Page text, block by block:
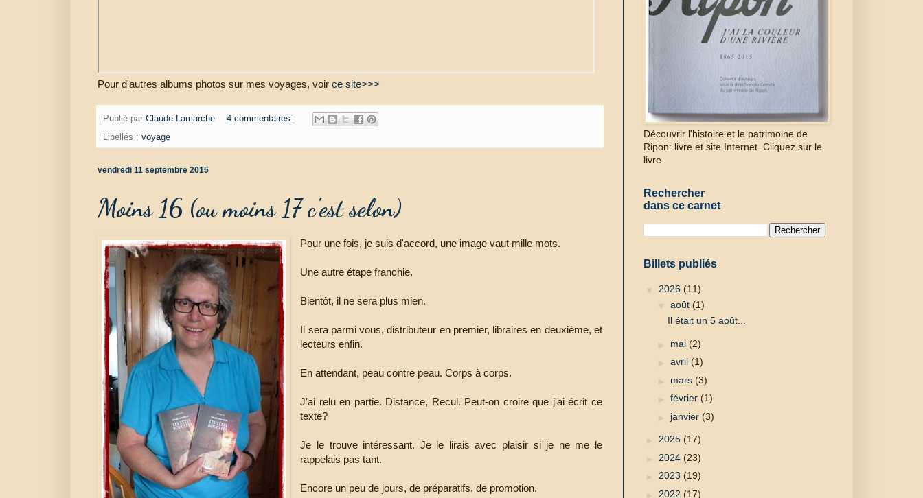
Pour d'autres albums photos sur mes voyages, voir ce site>>>
Publié par Claude Lamarche
4 commentaires:
Libellés : voyage
vendredi 11 septembre 2015
Moins 16 (ou moins 17 c'est selon)
Pour une fois, je suis d'accord, une image vaut mille mots.
Une autre étape franchie.
Bientôt, il ne sera plus mien.
Il sera parmi vous, distributeur en premier, libraires en deuxième, et
lecteurs enfin.
En attendant, peau contre peau. Corps à corps.
J'ai relu en partie. Distance, Recul. Peut-on croire que j'ai écrit ce
texte?
Je le trouve intéressant. Je le lirais avec plaisir si je ne me le
rappelais pas tant.
Encore un peu de jours, de préparatifs, de promotion.
Découvrir l'histoire et le patrimoine de
Ripon: livre et site Internet. Cliquez sur le
livre
Rechercher
dans ce carnet
Billets publiés
▼ 2026 (11)
▼ août (1)
Il était un 5 août...
► mai (2)
► avril (1)
► mars (3)
► février (1)
► janvier (3)
► 2025 (17)
► 2024 (23)
► 2023 (19)
► 2022 (17)